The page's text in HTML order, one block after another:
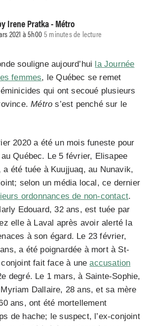
Irene Pratka - Métro
2021 à 5h005 minutes de lecture
souligne aujourd’hui la Journée
femmes, le Québec se remet
qui ont secoué plusieurs
Métro s’est penché sur le
2020 a été un mois funeste pour
Québec. Le 5 février, Elisapee
a été tuée à Kuujjuaq, au Nunavik,
selon un média local, ce dernier
ordonnances de non-contact.
Edouard, 32 ans, est tuée par
elle à Laval après avoir alerté la
à son égard. Le 23 février,
a été poignardée à mort à St-
conjoint fait face à uneaccusation
degré. Le 1 mars, à Sainte-Sophie,
Dallaire, 28 ans, et sa mère
ans, ont été mortellement
de hache; le suspect, l’ex-conjoint